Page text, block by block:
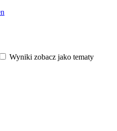
Wyniki zobacz jako tematy